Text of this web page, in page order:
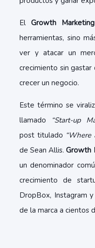
El Growth Marketing
herramientas, sino
ver y atacar un
crecimiento sin
crecer un negocio.
Este término se
llamado
“Start-up
post titulado
de Sean Allis.Growth
un denominador
crecimiento de
DropBox, Instagram
de la marca a cientos